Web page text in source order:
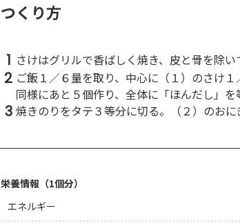
つくり方
1 さけはグリルで香ばしく焼き、皮と骨を除
2 ご飯１／６量を取り、中心に（１）のさけ
同様にあと５個作り、全体に「ほんだし」を
3 焼きのりをタテ３等分に切る。（２）のお
栄養情報（1個分）
エネルギー